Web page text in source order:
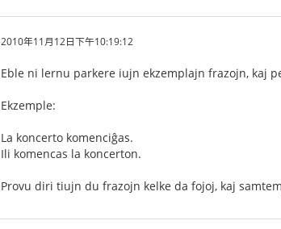
2010年11月12日下午10:19:12
Eble ni lernu parkere iujn ekzemplajn frazojn, kaj
Ekzemple:
La koncerto komenciĝas.
Ili komencas la koncerton.
Provu diri tiujn du frazojn kelke da fojoj, kaj